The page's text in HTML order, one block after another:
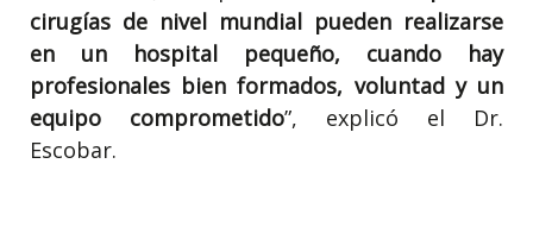
cirugías de nivel mundial pueden realizarse
en un hospital pequeño, cuando hay
profesionales bien formados, voluntad y un
equipo comprometido”, explicó el Dr.
Escobar.